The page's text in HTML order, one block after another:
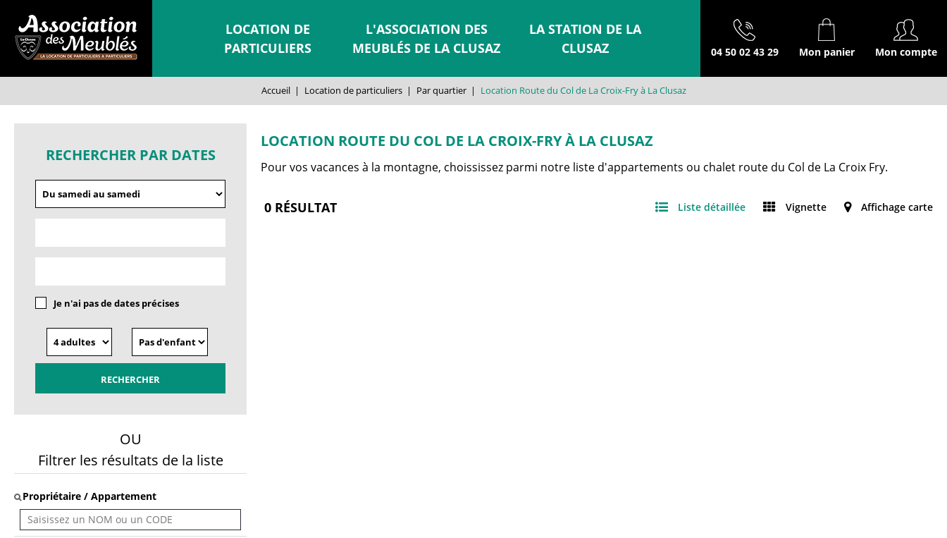
LOCATION DE
PARTICULIERS
L'ASSOCIATION DES
MEUBLÉS DE LA CLUSAZ
LA STATION DE LA
CLUSAZ
04 50 02 43 29 Mon panier Mon compte
Accueil | Location de particuliers | Par quartier | Location Route du Col de La Croix-Fry à La Clusaz
RECHERCHER PAR DATES
Je n'ai pas de dates précises
OU
Filtrer les résultats de la liste
Propriétaire / Appartement
LOCATION ROUTE DU COL DE LA CROIX-FRY À LA CLUSAZ
Pour vos vacances à la montagne, choississez parmi notre liste d'appartements ou chalet route du Col de La Croix Fry.
Liste détaillée Vignette Affichage carte
0 RÉSULTAT